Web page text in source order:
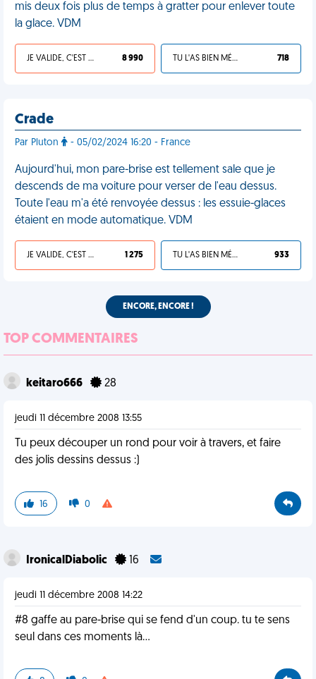
mis deux fois plus de temps à gratter pour enlever toute
la glace. VDM
JE VALIDE, C'EST UNE VDM 8 990 TU L'AS BIEN MÉRITÉ 718
Crade
Par Pluton - 05/02/2024 16:20 - France
Aujourd'hui, mon pare-brise est tellement sale que je
descends de ma voiture pour verser de l'eau dessus.
Toute l'eau m'a été renvoyée dessus : les essuie-glaces
étaient en mode automatique. VDM
JE VALIDE, C'EST UNE VDM 1 275 TU L'AS BIEN MÉRITÉ 933
ENCORE, ENCORE !
TOP COMMENTAIRES
keitaro666 28
jeudi 11 décembre 2008 13:55
Tu peux découper un rond pour voir à travers, et faire
des jolis dessins dessus :)
16 0
IronicalDiabolic 16
jeudi 11 décembre 2008 14:22
#8 gaffe au pare-brise qui se fend d'un coup. tu te sens
seul dans ces moments là...